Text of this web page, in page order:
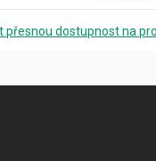
přesnou dostupnost na